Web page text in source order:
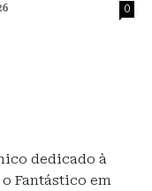
0
dedicado à
Fantástico em